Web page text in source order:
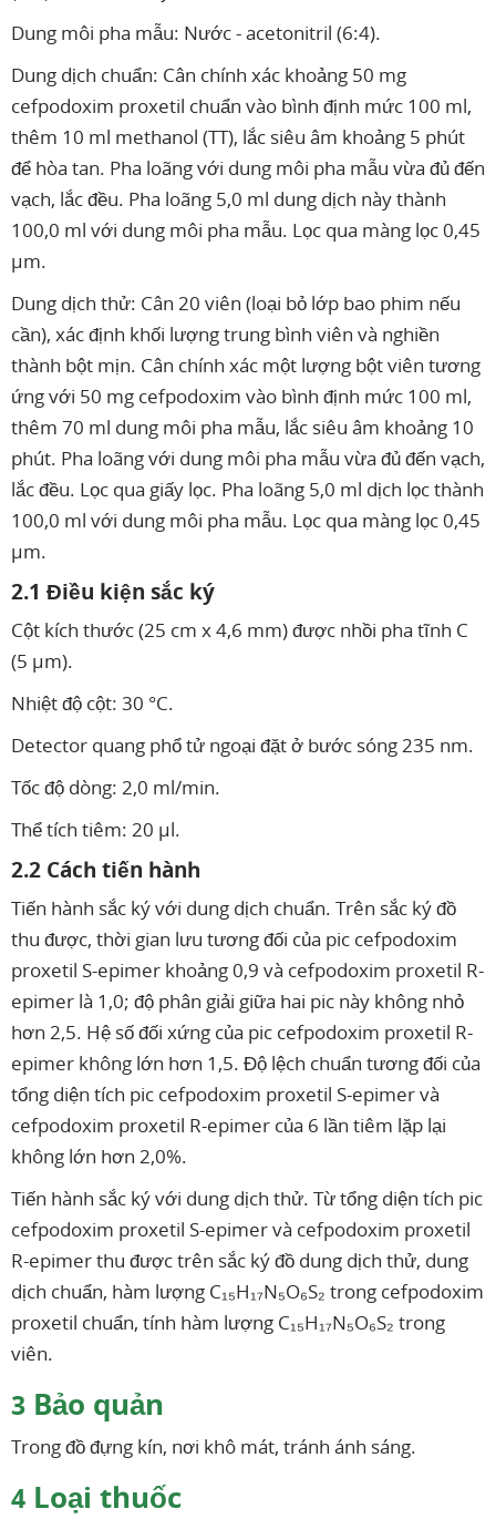
Dung môi pha mẫu: Nước - acetonitril (6:4).
Dung dịch chuẩn: Cân chính xác khoảng 50 mg
cefpodoxim proxetil chuẩn vào bình định mức 100 ml,
thêm 10 ml methanol (TT), lắc siêu âm khoảng 5 phút
để hòa tan. Pha loãng với dung môi pha mẫu vừa đủ đến
vạch, lắc đều. Pha loãng 5,0 ml dung dịch này thành
100,0 ml với dung môi pha mẫu. Lọc qua màng lọc 0,45
µm.
Dung dịch thử: Cân 20 viên (loại bỏ lớp bao phim nếu
cần), xác định khối lượng trung bình viên và nghiền
thành bột mịn. Cân chính xác một lượng bột viên tương
ứng với 50 mg cefpodoxim vào bình định mức 100 ml,
thêm 70 ml dung môi pha mẫu, lắc siêu âm khoảng 10
phút. Pha loãng với dung môi pha mẫu vừa đủ đến vạch,
lắc đều. Lọc qua giấy lọc. Pha loãng 5,0 ml dịch lọc thành
100,0 ml với dung môi pha mẫu. Lọc qua màng lọc 0,45
µm.
2.1 Điều kiện sắc ký
Cột kích thước (25 cm x 4,6 mm) được nhồi pha tĩnh C
(5 µm).
Nhiệt độ cột: 30 °C.
Detector quang phổ tử ngoại đặt ở bước sóng 235 nm.
Tốc độ dòng: 2,0 ml/min.
Thể tích tiêm: 20 µl.
2.2 Cách tiến hành
Tiến hành sắc ký với dung dịch chuẩn. Trên sắc ký đồ
thu được, thời gian lưu tương đối của pic cefpodoxim
proxetil S-epimer khoảng 0,9 và cefpodoxim proxetil R-
epimer là 1,0; độ phân giải giữa hai pic này không nhỏ
hơn 2,5. Hệ số đối xứng của pic cefpodoxim proxetil R-
epimer không lớn hơn 1,5. Độ lệch chuẩn tương đối của
tổng diện tích pic cefpodoxim proxetil S-epimer và
cefpodoxim proxetil R-epimer của 6 lần tiêm lặp lại
không lớn hơn 2,0%.
Tiến hành sắc ký với dung dịch thử. Từ tổng diện tích pic
cefpodoxim proxetil S-epimer và cefpodoxim proxetil
R-epimer thu được trên sắc ký đồ dung dịch thử, dung
dịch chuẩn, hàm lượng C₁₅H₁₇N₅O₆S₂ trong cefpodoxim
proxetil chuẩn, tính hàm lượng C₁₅H₁₇N₅O₆S₂ trong
viên.
3 Bảo quản
Trong đồ đựng kín, nơi khô mát, tránh ánh sáng.
4 Loại thuốc